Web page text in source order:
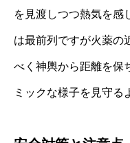
を見渡しつつ熱気を感
は最前列ですが火薬の
べく神輿から距離を保
ミックな様子を見守る